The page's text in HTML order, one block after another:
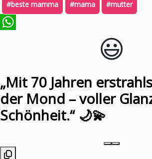
#beste mamma #mama #mutter
😃️
„Mit 70 Jahren
der Mond – voller
Schönheit.“ 🌙💫